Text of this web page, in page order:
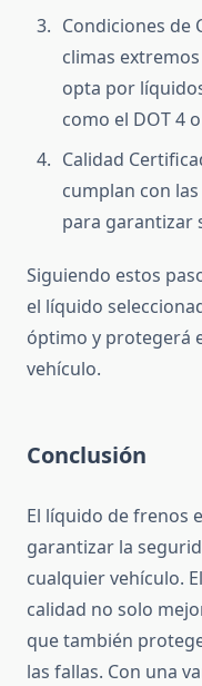
Condiciones de
climas
opta por
como el DOT 4
Calidad
cumplan con
para garantizar
Siguiendo estos
el líquido
óptimo y protegerá
vehículo.
Conclusión
El líquido de frenos
garantizar la
cualquier vehículo.
calidad no solo
que también
las fallas. Con una